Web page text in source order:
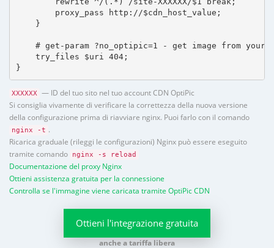
        proxy_pass http://$cdn_host_value;
    }
# get-param ?no_optipic=1 - get image from your
    try_files $uri 404;
}
XXXXXX
— ID del tuo sito nel tuo account CDN OptiPic
Si consiglia vivamente di verificare la correttezza della nuova versione
della configurazione prima di riavviare nginx. Puoi farlo con il comando
nginx -t .
Ricarica graduale (rileggi le configurazioni) Nginx può essere eseguito
tramite comando
nginx -s reload
Documentazione del proxy Nginx
Ottieni assistenza gratuita per la connessione
Controlla se l'immagine viene caricata tramite OptiPic CDN
Ottieni l'integrazione gratuita
anche a tariffa libera